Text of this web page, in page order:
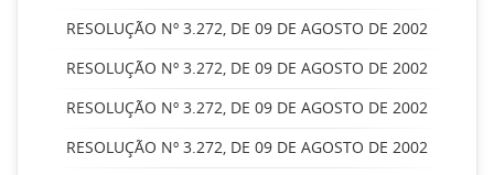
RESOLUÇÃO Nº 3.272, DE 09 DE AGOSTO DE 2002
RESOLUÇÃO Nº 3.272, DE 09 DE AGOSTO DE 2002
RESOLUÇÃO Nº 3.272, DE 09 DE AGOSTO DE 2002
RESOLUÇÃO Nº 3.272, DE 09 DE AGOSTO DE 2002